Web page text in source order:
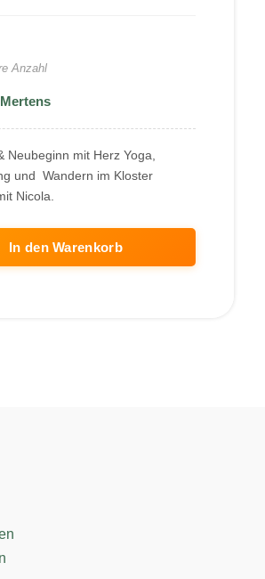
Anzahl
Neubeginn mit Herz Yoga,
und Wandern im Kloster
Nicola.
In den Warenkorb